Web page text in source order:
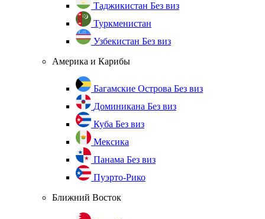
Таджикистан Без виз
Туркменистан
Узбекистан Без виз
Америка и Карибы
Багамские Острова Без виз
Доминикана Без виз
Куба Без виз
Мексика
Панама Без виз
Пуэрто-Рико
Ближний Восток